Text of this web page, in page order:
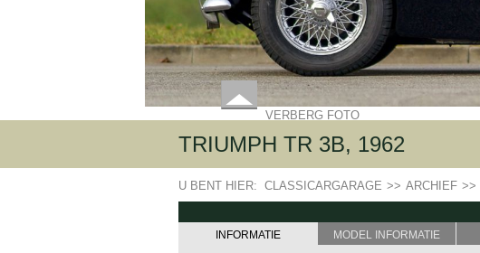
VERBERG FOTO
TRIUMPH TR 3B, 1962
U BENT HIER: CLASSICARGARAGE >> ARCHIEF >>
INFORMATIE MODEL INFORMATIE